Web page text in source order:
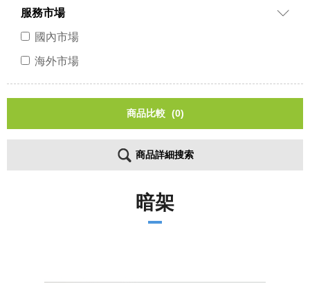
服務市場
國內市場
海外市場
商品比較 (0)
商品詳細搜索
暗架